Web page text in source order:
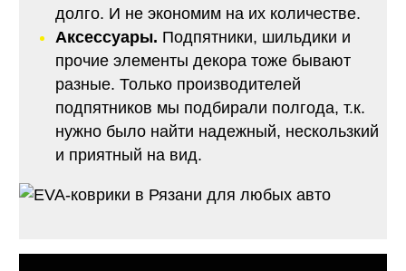
долго. И не экономим на их количестве.
Аксессуары. Подпятники, шильдики и
прочие элементы декора тоже бывают
разные. Только производителей
подпятников мы подбирали полгода, т.к.
нужно было найти надежный, нескользкий
и приятный на вид.